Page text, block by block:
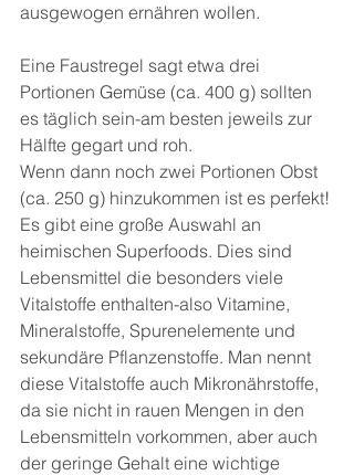
ausgewogen ernähren wollen.
Eine Faustregel sagt etwa drei
Portionen Gemüse (ca. 400 g) sollten
es täglich sein-am besten jeweils zur
Hälfte gegart und roh.
Wenn dann noch zwei Portionen Obst
(ca. 250 g) hinzukommen ist es perfekt!
Es gibt eine große Auswahl an
heimischen Superfoods. Dies sind
Lebensmittel die besonders viele
Vitalstoffe enthalten-also Vitamine,
Mineralstoffe, Spurenelemente und
sekundäre Pflanzenstoffe. Man nennt
diese Vitalstoffe auch Mikronährstoffe,
da sie nicht in rauen Mengen in den
Lebensmitteln vorkommen, aber auch
der geringe Gehalt eine wichtige